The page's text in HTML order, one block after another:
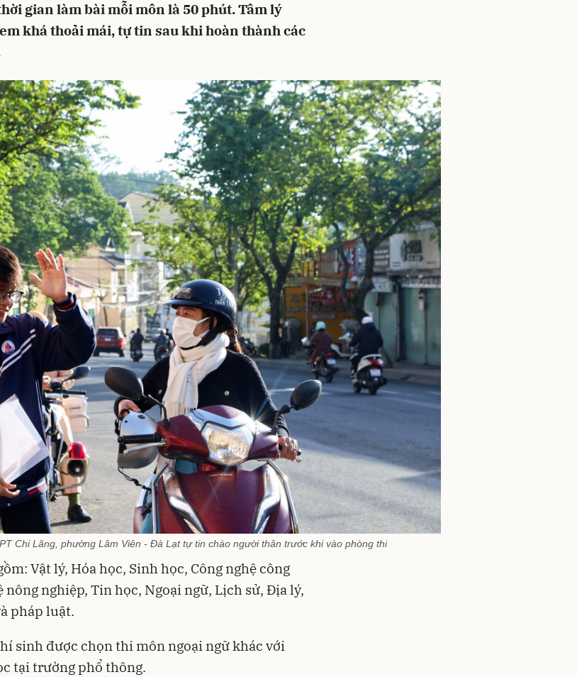
gian làm bài mỗi môn là 50 phút. Tâm lý
khá thoải mái, tự tin sau khi hoàn thành các
Chi Lăng, phường Lâm Viên - Đà Lạt tự tin chào người thân trước khi vào phòng thi
Vật lý, Hóa học, Sinh học, Công nghệ công
nông nghiệp, Tin học, Ngoại ngữ, Lịch sử, Địa lý,
pháp luật.
sinh được chọn thi môn ngoại ngữ khác với
tại trường phổ thông.